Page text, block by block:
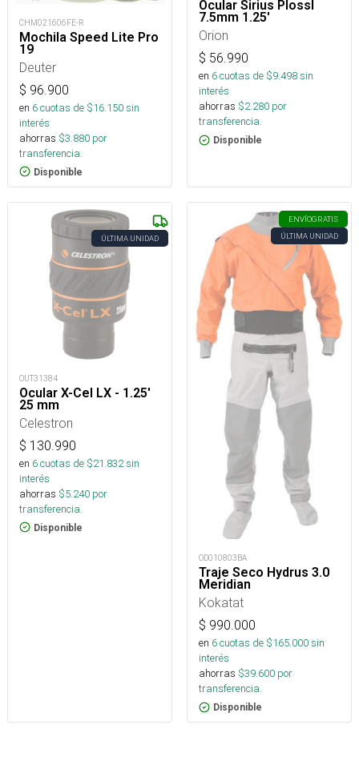
CHM021606FE-R
Mochila Speed Lite Pro
19
Deuter
$ 96.900
en 6cuotas de $16.150sin
interés
ahorras $3.880 por
transferencia.
Disponible
Ocular Sirius Plossl
7.5mm 1.25'
Orion
$ 56.990
en 6cuotas de $9.498sin
interés
ahorras $2.280 por
transferencia.
Disponible
ÚLTIMA UNIDAD
OUT31384
Ocular X-Cel LX - 1.25'
25 mm
Celestron
$ 130.990
en 6cuotas de $21.832sin
interés
ahorras $5.240 por
transferencia.
Disponible
ENVÍOGRATIS
ÚLTIMA UNIDAD
OD010803BA
Traje Seco Hydrus 3.0
Meridian
Kokatat
$ 990.000
en 6cuotas de $165.000sin
interés
ahorras $39.600 por
transferencia.
Disponible